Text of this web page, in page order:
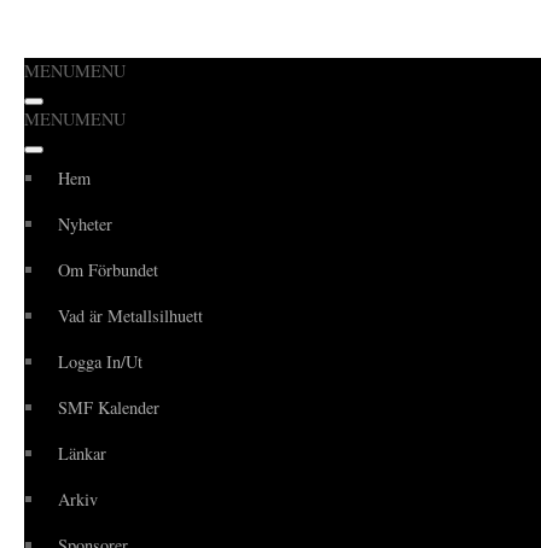
Hoppa
till
innehåll
MENUMENU
MENUMENU
Hem
Nyheter
Om Förbundet
Vad är Metallsilhuett
Logga In/Ut
SMF Kalender
Länkar
Arkiv